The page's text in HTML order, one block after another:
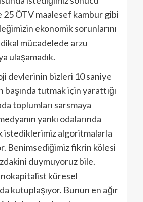
25 ÖTV maalesef kambur gibi
ekonomik sorunlarını
mücadelede arzu
ulaşamadık.
devlerinin bizleri 10 saniye
başında tutmak için yarattığı
toplumları sarsmaya
yankı odalarında
istediklerimiz algoritmalarla
Benimsediğimiz fikrin kölesi
duymuyoruz bile.
küresel
kutuplaşıyor. Bunun en ağır